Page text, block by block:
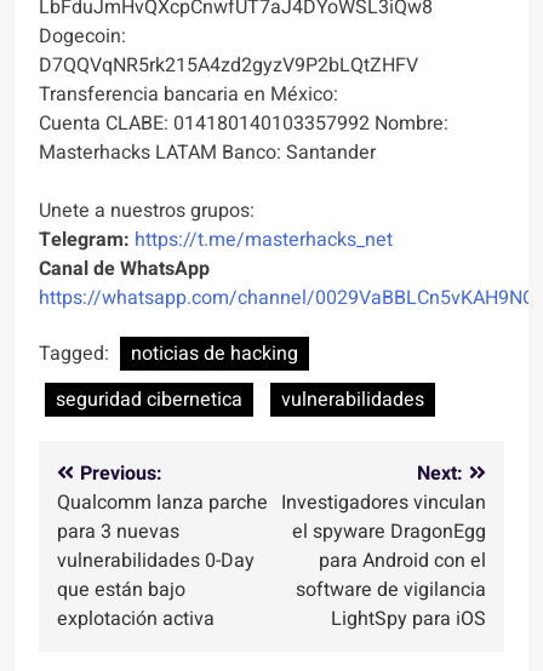
LbFduJmHvQXcpCnwfUT7aJ4DYoWSL3iQw8
Dogecoin:
D7QQVqNR5rk215A4zd2gyzV9P2bLQtZHFV
Transferencia bancaria en México:
Cuenta CLABE: 014180140103357992 Nombre:
Masterhacks LATAM Banco: Santander
Unete a nuestros grupos:
Telegram: https://t.me/masterhacks_net
Canal de WhatsApp
https://whatsapp.com/channel/
Tagged:
noticias de hacking
seguridad cibernetica
vulnerabilidades
Navegación
de
entradas
Previous:
Qualcomm lanza parche
para 3 nuevas
vulnerabilidades 0-Day
que están bajo
explotación activa
Next:
Investigadores vinculan
el spyware DragonEgg
para Android con el
software de vigilancia
LightSpy para iOS